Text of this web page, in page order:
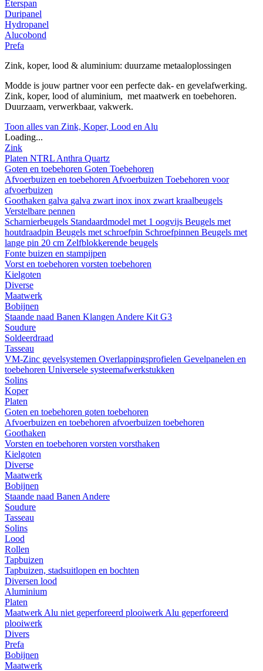
Eterspan
Duripanel
Hydropanel
Alucobond
Prefa
Zink, koper, lood & aluminium: duurzame metaaloplossingen
Modde is jouw partner voor een perfecte dak- en gevelafwerking.
Zink, koper, lood of aluminium, met maatwerk en toebehoren.
Duurzaam, verwerkbaar, vakwerk.
Toon alles van Zink, Koper, Lood en Alu
Loading...
Zink
Platen NTRL Anthra Quartz
Goten en toebehoren Goten Toebehoren
Afvoerbuizen en toebehoren Afvoerbuizen Toebehoren voor
afvoerbuizen
Goothaken galva galva zwart inox inox zwart kraalbeugels
Verstelbare pennen
Scharnierbeugels Standaardmodel met 1 oogvijs Beugels met
houtdraadpin Beugels met schroefpin Schroefpinnen Beugels met
lange pin 20 cm Zelfblokkerende beugels
Fonte buizen en stampijpen
Vorst en toebehoren vorsten toebehoren
Kielgoten
Diverse
Maatwerk
Bobijnen
Staande naad Banen Klangen Andere Kit G3
Soudure
Soldeerdraad
Tasseau
VM-Zinc gevelsystemen Overlappingsprofielen Gevelpanelen en
toebehoren Universele systeemafwerkstukken
Solins
Koper
Platen
Goten en toebehoren goten toebehoren
Afvoerbuizen en toebehoren afvoerbuizen toebehoren
Goothaken
Vorsten en toebehoren vorsten vorsthaken
Kielgoten
Diverse
Maatwerk
Bobijnen
Staande naad Banen Andere
Soudure
Tasseau
Solins
Lood
Rollen
Tapbuizen
Tapbuizen, stadsuitlopen en bochten
Diversen lood
Aluminium
Platen
Maatwerk Alu niet geperforeerd plooiwerk Alu geperforeerd
plooiwerk
Divers
Prefa
Bobijnen
Maatwerk